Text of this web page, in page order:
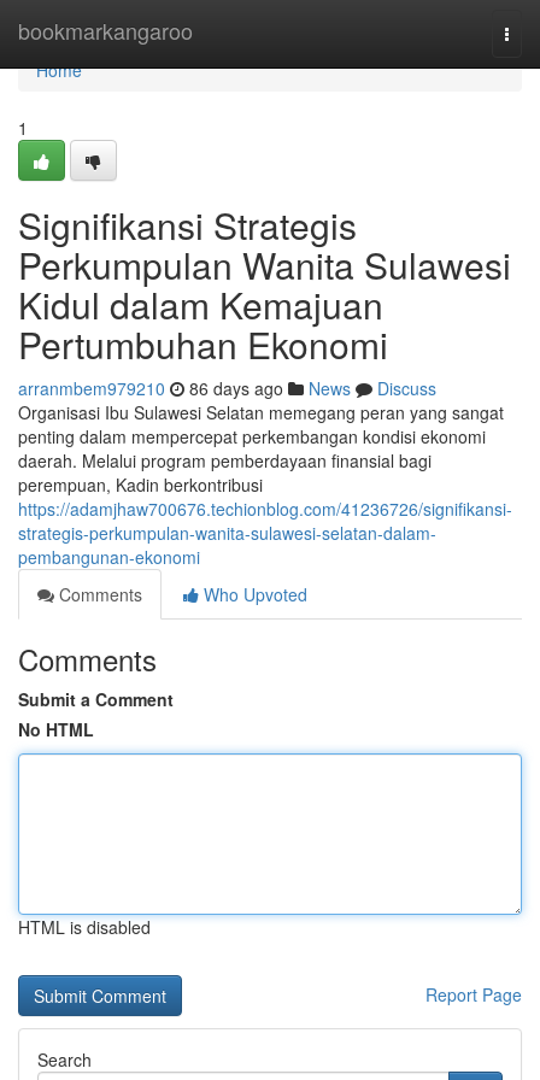
bookmarkangaroo
Home
Home
1
Signifikansi Strategis
Perkumpulan Wanita Sulawesi
Kidul dalam Kemajuan
Pertumbuhan Ekonomi
arranmbem979210 86 days ago News
Discuss
Organisasi Ibu Sulawesi Selatan memegang peran yang sangat
penting dalam mempercepat perkembangan kondisi ekonomi
daerah. Melalui program pemberdayaan finansial bagi
perempuan, Kadin berkontribusi
https://adamjhaw700676.techionblog.com/41236726/signifikansi-
strategis-perkumpulan-wanita-sulawesi-selatan-dalam-
pembangunan-ekonomi
Comments
Who Upvoted
Comments
Submit a Comment
No HTML
HTML is disabled
Report Page
Search